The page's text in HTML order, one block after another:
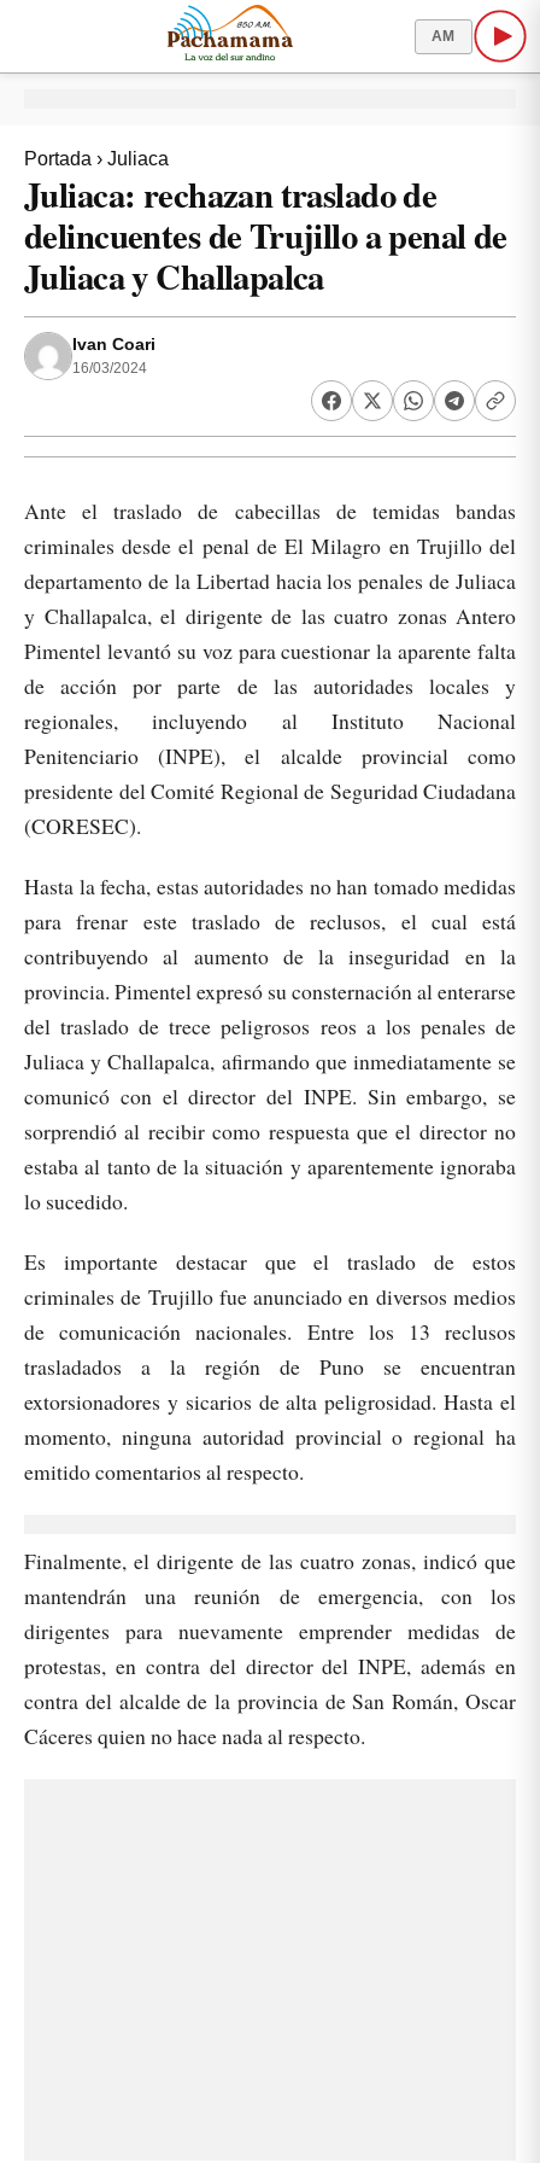
AM
Portada › Juliaca
Juliaca: rechazan traslado de
delincuentes de Trujillo a penal de
Juliaca y Challapalca
Ivan Coari
16/03/2024
Ante el traslado de cabecillas de temidas bandas
criminales desde el penal de El Milagro en Trujillo del
departamento de la Libertad hacia los penales de Juliaca
y Challapalca, el dirigente de las cuatro zonas Antero
Pimentel levantó su voz para cuestionar la aparente falta
de acción por parte de las autoridades locales y
regionales, incluyendo al Instituto Nacional
Penitenciario (INPE), el alcalde provincial como
presidente del Comité Regional de Seguridad Ciudadana
(CORESEC).
Hasta la fecha, estas autoridades no han tomado medidas
para frenar este traslado de reclusos, el cual está
contribuyendo al aumento de la inseguridad en la
provincia. Pimentel expresó su consternación al enterarse
del traslado de trece peligrosos reos a los penales de
Juliaca y Challapalca, afirmando que inmediatamente se
comunicó con el director del INPE. Sin embargo, se
sorprendió al recibir como respuesta que el director no
estaba al tanto de la situación y aparentemente ignoraba
lo sucedido.
Es importante destacar que el traslado de estos
criminales de Trujillo fue anunciado en diversos medios
de comunicación nacionales. Entre los 13 reclusos
trasladados a la región de Puno se encuentran
extorsionadores y sicarios de alta peligrosidad. Hasta el
momento, ninguna autoridad provincial o regional ha
emitido comentarios al respecto.
Finalmente, el dirigente de las cuatro zonas, indicó que
mantendrán una reunión de emergencia, con los
dirigentes para nuevamente emprender medidas de
protestas, en contra del director del INPE, además en
contra del alcalde de la provincia de San Román, Oscar
Cáceres quien no hace nada al respecto.